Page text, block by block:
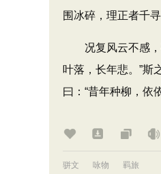
围冰碎，理正者千
况复风云不感，
叶落，长年悲。”斯
曰：“昔年种柳，依
骈文 咏物 羁旅